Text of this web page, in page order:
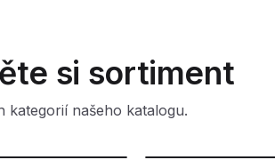
si sortiment
kategorií našeho katalogu.